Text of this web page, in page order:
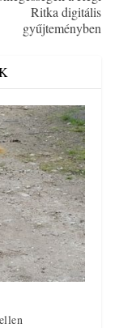
Ritka digitális
gyűjteményben